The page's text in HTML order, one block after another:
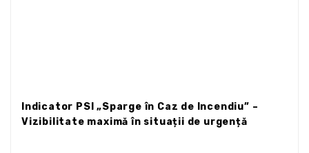
Indicator PSI „Sparge în Caz de Incendiu” –
Vizibilitate maximă în situații de urgență